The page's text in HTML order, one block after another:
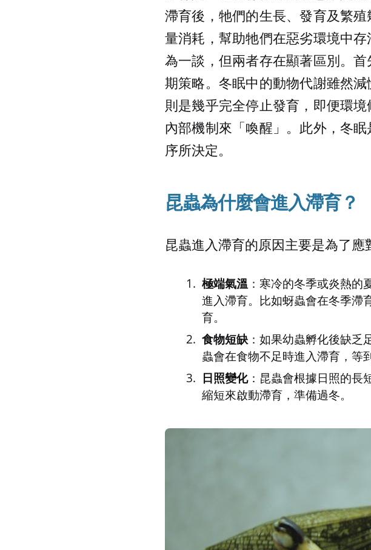
滯育後，牠們的生長、發育及繁
量消耗，幫助牠們在惡劣環境中
為一談，但兩者存在顯著區別。
期策略。冬眠中的動物代謝雖然
則是幾乎完全停止發育，即便環
內部機制來「喚醒」。此外，冬
序所決定。
昆蟲為什麼會進入滯育？
昆蟲進入滯育的原因主要是為了應
極端氣溫 ：寒冷的冬季或炎熱
進入滯育。比如蚜蟲會在冬季滯
育。
食物短缺 ：如果幼蟲孵化後缺
蟲會在食物不足時進入滯育，等
日照變化：昆蟲會根據日照的長
縮短來啟動滯育，準備過冬。